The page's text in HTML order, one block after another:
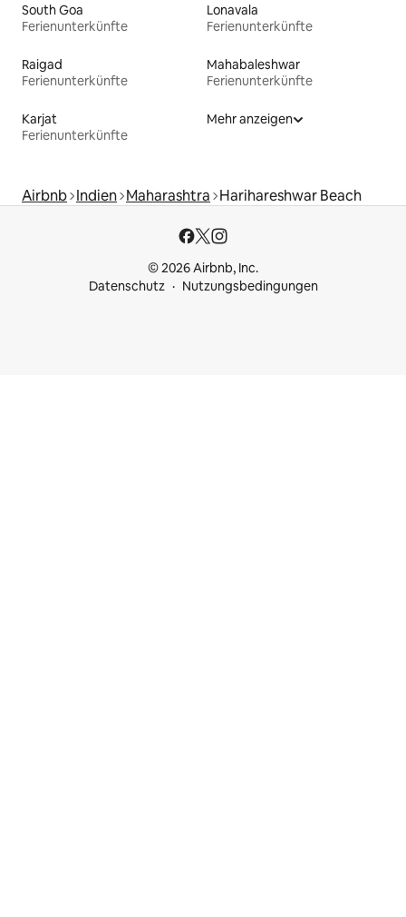
South Goa
Ferienunterkünfte
Lonavala
Ferienunterkünfte
Raigad
Ferienunterkünfte
Mahabaleshwar
Ferienunterkünfte
Karjat
Ferienunterkünfte
Mehr anzeigen
Airbnb Indien Maharashtra Harihareshwar Beach
© 2026 Airbnb, Inc.
Datenschutz
Nutzungsbedingungen